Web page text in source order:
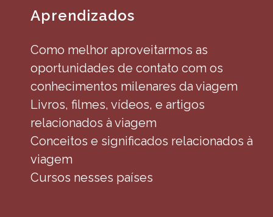
Aprendizados
Como melhor aproveitarmos as
oportunidades de contato com os
conhecimentos milenares da viagem
Livros, filmes, vídeos, e artigos
relacionados à viagem
Conceitos e significados relacionados à
viagem
Cursos nesses países